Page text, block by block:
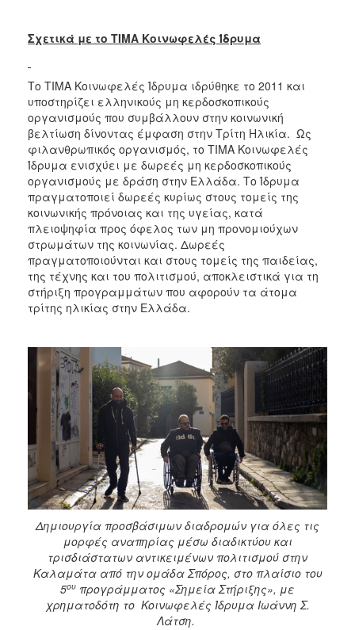
Σχετικά με το ΤΙΜΑ Κοινωφελές Ίδρυμα
Το ΤΙΜΑ Κοινωφελές Ίδρυμα ιδρύθηκε το 2011 και
υποστηρίζει ελληνικούς μη κερδοσκοπικούς
οργανισμούς που συμβάλλουν στην κοινωνική
βελτίωση δίνοντας έμφαση στην Τρίτη Ηλικία. Ως
φιλανθρωπικός οργανισμός, το ΤΙΜΑ Κοινωφελές
Ίδρυμα ενισχύει με δωρεές μη κερδοσκοπικούς
οργανισμούς με δράση στην Ελλάδα. Το Ίδρυμα
πραγματοποιεί δωρεές κυρίως στους τομείς της
κοινωνικής πρόνοιας και της υγείας, κατά
πλειοψηφία προς όφελος των μη προνομιούχων
στρωμάτων της κοινωνίας. Δωρεές
πραγματοποιούνται και στους τομείς της παιδείας,
της τέχνης και του πολιτισμού, αποκλειστικά για τη
στήριξη προγραμμάτων που αφορούν τα άτομα
τρίτης ηλικίας στην Ελλάδα.
Δημιουργία προσβάσιμων διαδρομών για όλες τις
μορφές αναπηρίας μέσω διαδικτύου και
τρισδιάστατων αντικειμένων πολιτισμού στην
Καλαμάτα από την ομάδα Σπόρος, στο πλαίσιο του
5ου προγράμματος «Σημεία Στήριξης», με
χρηματοδότη το Κοινωφελές Ίδρυμα Ιωάννη Σ.
Λάτση.